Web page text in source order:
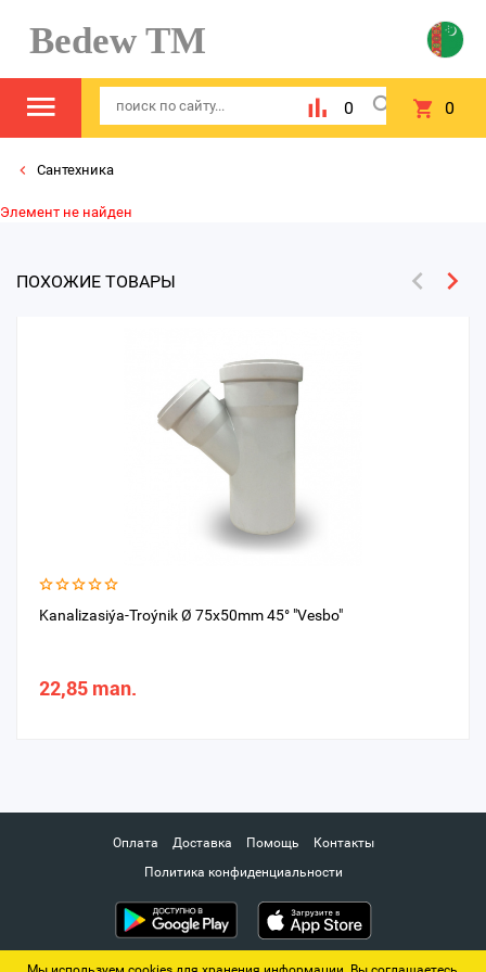
Bedew TM
0 0
Сантехника
Элемент не найден
ПОХОЖИЕ ТОВАРЫ
Kanalizasiýa-Troýnik Ø 75x50mm 45° "Vesbo"
22,85 man.
Оплата Доставка Помощь
Контакты
Политика конфиденциальности